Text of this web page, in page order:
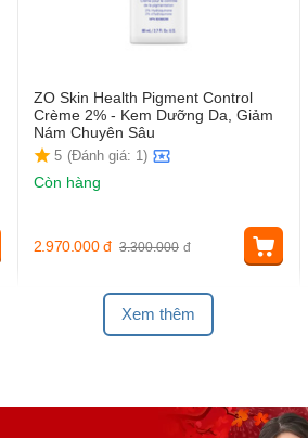
ZO Skin Health Pigment Control
Crème 2% - Kem Dưỡng Da, Giảm
Nám Chuyên Sâu
5 (Đánh giá: 1)
Còn hàng
3.300.000 đ
2.970.000 đ
Xem thêm